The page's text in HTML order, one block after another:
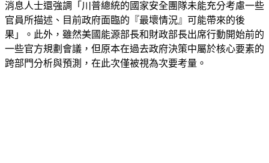
消息人士還強調「川普總統的國家安全團隊未能充分考慮一些
官員所描述、目前政府面臨的『最壞情況』可能帶來的後
果」。此外，雖然美國能源部長和財政部長出席行動開始前的
一些官方規劃會議，但原本在過去政府決策中屬於核心要素的
跨部門分析與預測，在此次僅被視為次要考量。